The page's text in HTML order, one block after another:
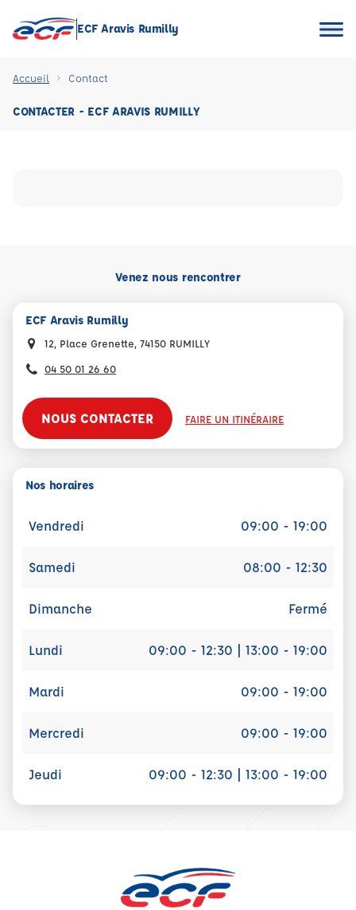
ECF Aravis Rumilly
Accueil Contact
CONTACTER - ECF ARAVIS RUMILLY
Venez nous rencontrer
ECF Aravis Rumilly
12, Place Grenette, 74150 RUMILLY
04 50 01 26 60
NOUS CONTACTER FAIRE UN ITINÉRAIRE
Nos horaires
Vendredi 09:00 - 19:00
Samedi 08:00 - 12:30
Dimanche Fermé
Lundi 09:00 - 12:30 | 13:00 - 19:00
Mardi 09:00 - 19:00
Mercredi 09:00 - 19:00
Jeudi 09:00 - 12:30 | 13:00 - 19:00